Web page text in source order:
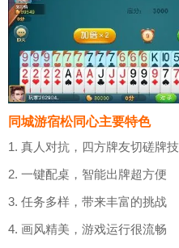
同城游宿松同心主要特色
1. 真人对抗，四方牌友切磋牌技
2. 一键配桌，智能出牌超方便
3. 任务多样，带来丰富的挑战
4. 画风精美，游戏运行很流畅